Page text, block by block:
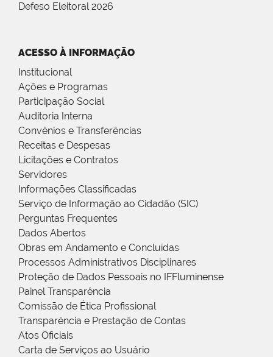
Defeso Eleitoral 2026
ACESSO À INFORMAÇÃO
Institucional
Ações e Programas
Participação Social
Auditoria Interna
Convênios e Transferências
Receitas e Despesas
Licitações e Contratos
Servidores
Informações Classificadas
Serviço de Informação ao Cidadão (SIC)
Perguntas Frequentes
Dados Abertos
Obras em Andamento e Concluídas
Processos Administrativos Disciplinares
Proteção de Dados Pessoais no IFFluminense
Painel Transparência
Comissão de Ética Profissional
Transparência e Prestação de Contas
Atos Oficiais
Carta de Serviços ao Usuário